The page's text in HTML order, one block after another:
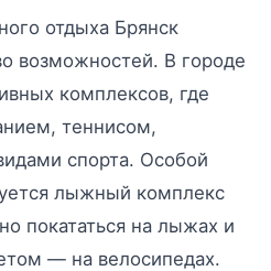
отдыха Брянск
возможностей. В городе
комплексов, где
теннисом,
спорта. Особой
лыжный комплекс
покататься на лыжах и
— на велосипедах.